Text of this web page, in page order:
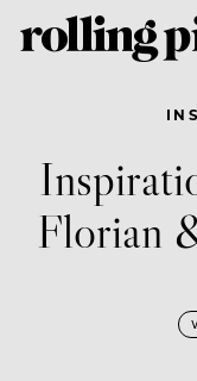
Florian